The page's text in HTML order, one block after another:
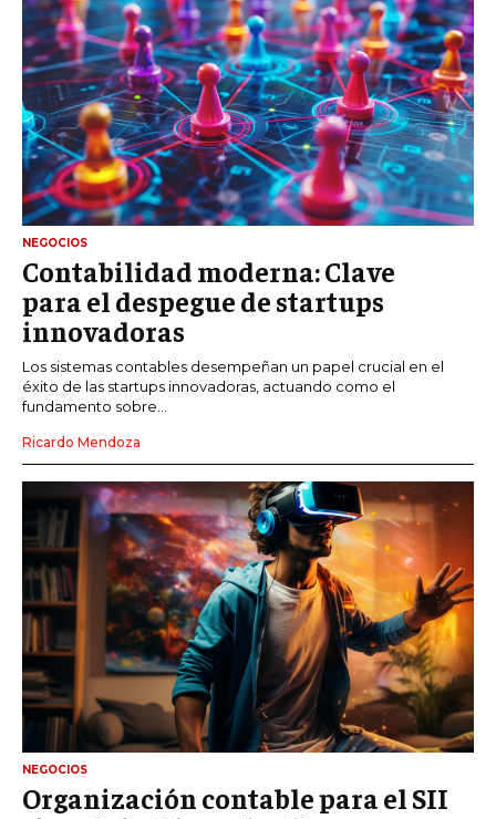
NEGOCIOS
Contabilidad moderna: Clave
para el despegue de startups
innovadoras
Los sistemas contables desempeñan un papel crucial en el
éxito de las startups innovadoras, actuando como el
fundamento sobre...
Ricardo Mendoza
NEGOCIOS
Organización contable para el SII